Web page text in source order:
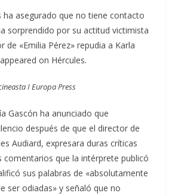
ha asegurado que no tiene contacto
sorprendido por su actitud victimista
de «Emilia Pérez» repudia a Karla
on Hércules.
I Europa Press
Gascón ha anunciado que
después de que el director de
Audiard, expresara duras críticas
comentarios que la intérprete publicó
sus palabras de «absolutamente
ser odiadas» y señaló que no